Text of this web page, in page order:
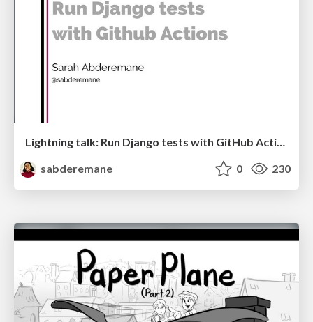
Lightning talk: Run Django tests with GitHub Actions
sabderemane
0 230